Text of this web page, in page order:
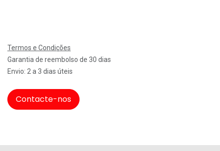
Termos e Condições
Garantia de reembolso de 30 dias
Envio: 2 a 3 dias úteis
Contacte-nos